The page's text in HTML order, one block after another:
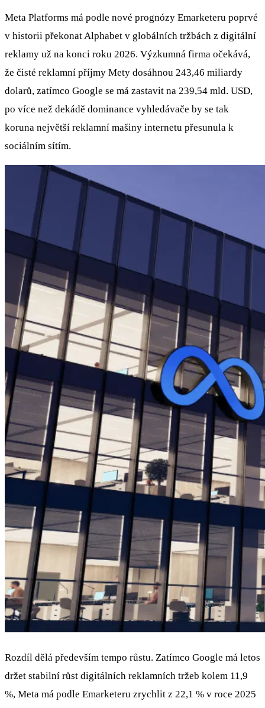
Meta Platforms má podle nové prognózy Emarketeru poprvé
v historii překonat Alphabet v globálních tržbách z digitální
reklamy už na konci roku 2026. Výzkumná firma očekává,
že čisté reklamní příjmy Mety dosáhnou 243,46 miliardy
dolarů, zatímco Google se má zastavit na 239,54 mld. USD,
po více než dekádě dominance vyhledávače by se tak
koruna největší reklamní mašiny internetu přesunula k
sociálním sítím.
Rozdíl dělá především tempo růstu. Zatímco Google má letos
držet stabilní růst digitálních reklamních tržeb kolem 11,9
%, Meta má podle Emarketeru zrychlit z 22,1 % v roce 2025